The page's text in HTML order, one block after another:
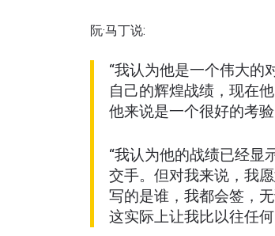
阮·马丁说:
“我认为他是一个伟大的
自己的辉煌战绩，现在
他来说是一个很好的考
“我认为他的战绩已经显
交手。但对我来说，我
写的是谁，我都会签，
这实际上让我比以往任